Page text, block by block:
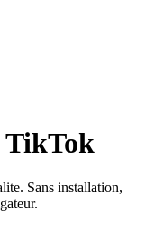
TikTok
Sans installation,